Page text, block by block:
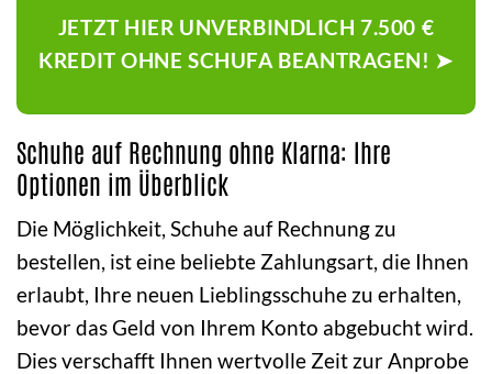
JETZT HIER UNVERBINDLICH 7.500 €
KREDIT OHNE SCHUFA BEANTRAGEN! ➤
Schuhe auf Rechnung ohne Klarna: Ihre
Optionen im Überblick
Die Möglichkeit, Schuhe auf Rechnung zu
bestellen, ist eine beliebte Zahlungsart, die Ihnen
erlaubt, Ihre neuen Lieblingsschuhe zu erhalten,
bevor das Geld von Ihrem Konto abgebucht wird.
Dies verschafft Ihnen wertvolle Zeit zur Anprobe